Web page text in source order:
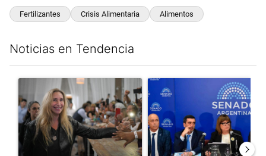
Fertilizantes Crisis Alimentaria Alimentos
Noticias en Tendencia
Un artículo de tendencia con el título "Karina Milei vuelve al
Un artículo de tendencia con